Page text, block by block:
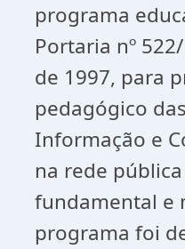
programa
Portaria nº
de 1997, para
pedagógico
Informação e
na rede
fundamental e
programa foi